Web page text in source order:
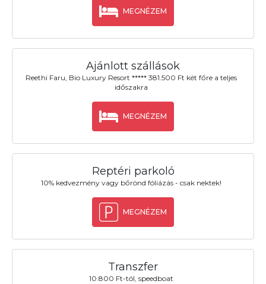
MEGNÉZEM
Ajánlott szállások
Reethi Faru, Bio Luxury Resort ***** 381.500 Ft két főre a teljes
időszakra
MEGNÉZEM
Reptéri parkoló
10% kedvezmény vagy bőrönd fóliázás - csak nektek!
MEGNÉZEM
Transzfer
10.800 Ft-tól, speedboat